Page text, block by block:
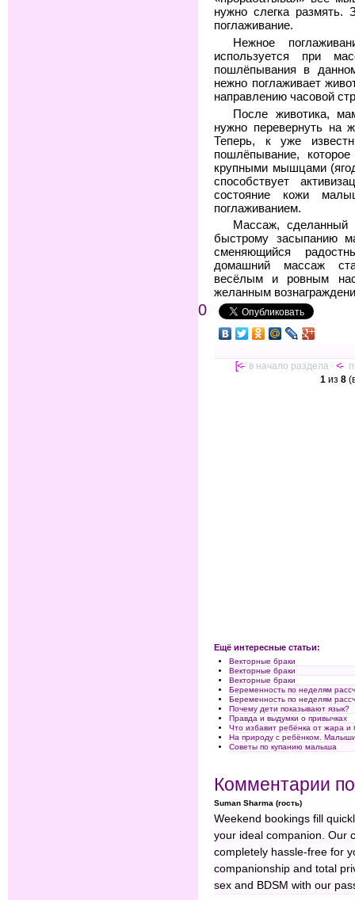
нужно слегка размять.
поглаживание.
Нежное
используется при
пошлёпывания в
нежно поглаживает
направлению часовой
После животика,
нужно перевернуть на
Теперь, к уже
пошлёпывание,
крупными мышцами
способствует
состояние кожи
поглаживанием.
Массаж, сделанный
быстрому засыпанию
сменяющийся
домашний массаж
весёлым и ровным
желанным
0
[<- в начало раздела <-
1 из 8
Ещё интересные статьи:
Векторные браки
Векторные браки
Векторные браки
Беременность по неделям
Беременность по неделям
Почему дети показывают язык?
Правда и выдумки о привычках
Что избавит ребёнка от жара и
На природу с ребёнком.
Советы по купанию малыша
Комментарии
Suman Sharma (гость)
Weekend bookings fill
your ideal companion. Our
completely hassle-free for
companionship and total
sex and BDSM with our